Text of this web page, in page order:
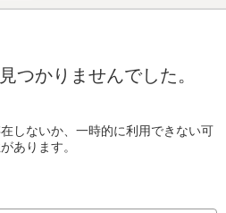
つかりませんでした。
しないか、一時的に利用できない可
あります。